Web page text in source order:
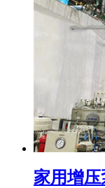
家用增